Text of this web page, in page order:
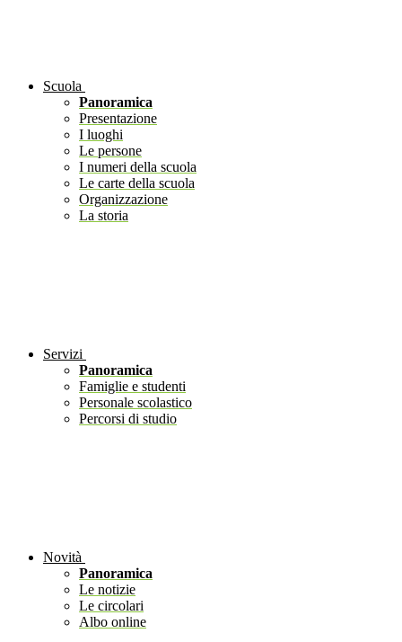
Scuola
Panoramica
Presentazione
I luoghi
Le persone
I numeri della scuola
Le carte della scuola
Organizzazione
La storia
Servizi
Panoramica
Famiglie e studenti
Personale scolastico
Percorsi di studio
Novità
Panoramica
Le notizie
Le circolari
Albo online